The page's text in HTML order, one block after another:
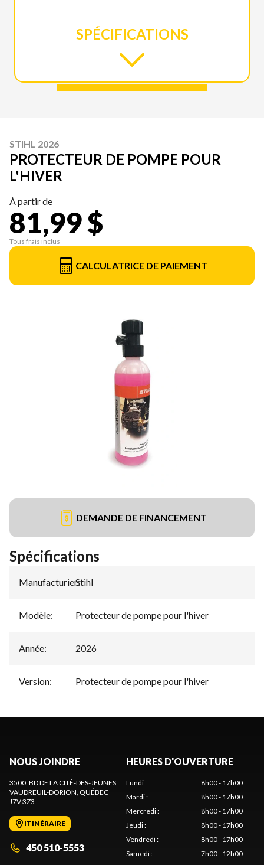
SPÉCIFICATIONS
STIHL 2026
PROTECTEUR DE POMPE POUR
L'HIVER
À partir de
81,99 $
Tous frais inclus
CALCULATRICE DE PAIEMENT
DEMANDE DE FINANCEMENT
Spécifications
Manufacturier:
Stihl
Modèle: Protecteur de pompe pour l'hiver
Année: 2026
Version: Protecteur de pompe pour l'hiver
NOUS JOINDRE
3500, BD DE LA CITÉ-DES-JEUNES
VAUDREUIL-DORION, QUÉBEC
J7V 3Z3
ITINÉRAIRE
450 510-5553
HEURES D'OUVERTURE
Lundi:
8h00 - 17h00
Mardi:
8h00 - 17h00
Mercredi:
8h00 - 17h00
Jeudi:
8h00 - 17h00
Vendredi:
8h00 - 17h00
Samedi:
7h00 - 12h00